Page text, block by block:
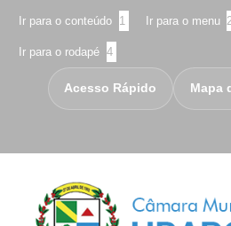
Ir para o conteúdo 1 Ir para o menu
Ir para o rodapé 4
Acesso Rápido Mapa